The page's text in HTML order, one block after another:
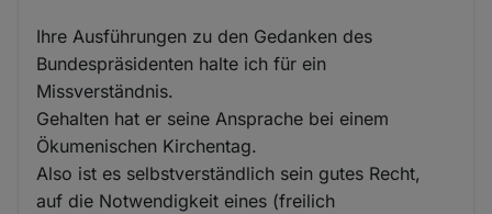
Ihre Ausführungen zu den Gedanken des
Bundespräsidenten halte ich für ein
Missverständnis.
Gehalten hat er seine Ansprache bei einem
Ökumenischen Kirchentag.
Also ist es selbstverständlich sein gutes Recht,
auf die Notwendigkeit eines (freilich